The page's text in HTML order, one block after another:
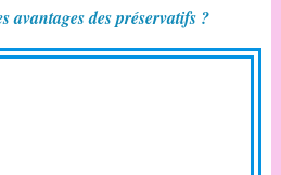
avantages des préservatifs ?